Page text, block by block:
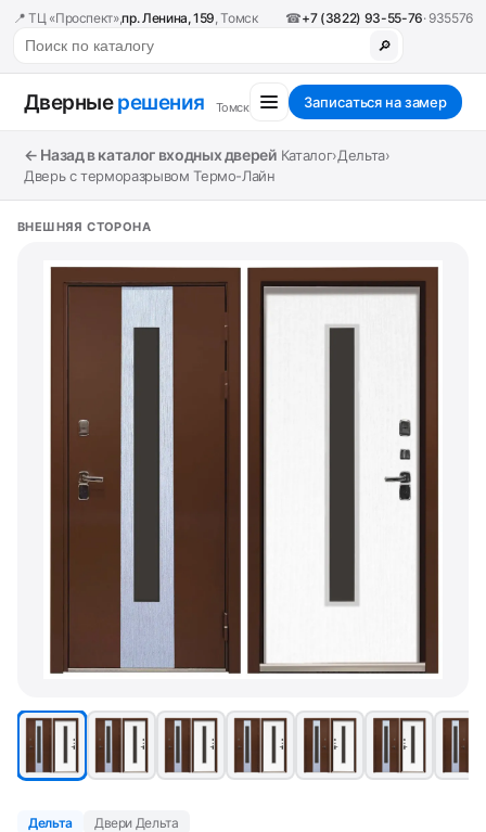
📍 ТЦ «Проспект»,пр. Ленина, 159, Томск ☎+7 (3822) 93-55-76· 935576
🔎
Дверныерешения Томск Записаться на замер
← Назад в каталог входных дверей Каталог›Дельта›
Дверь с терморазрывом Термо-Лайн
ВНЕШНЯЯ СТОРОНА
Дельта Двери Дельта